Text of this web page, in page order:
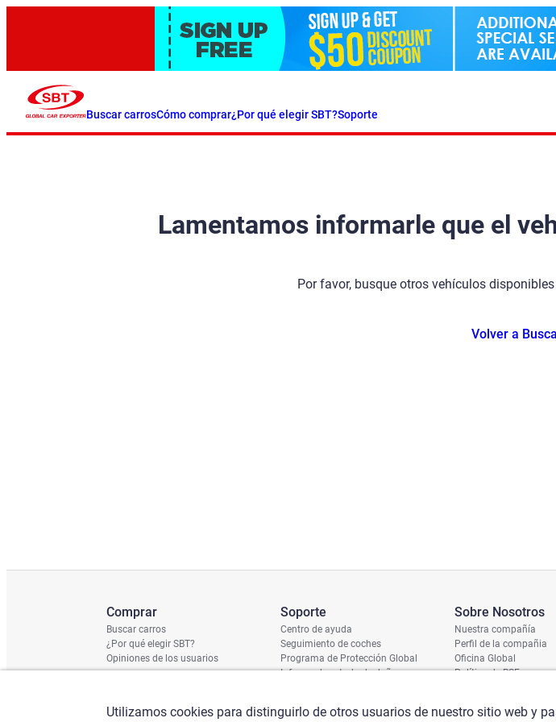
Buscar carrosCómo comprar¿Por qué elegir SBT?Soporte
Lamentamos informarle que el
Por favor, busque otros vehículos
Volver a
Comprar
Buscar carros
¿Por qué elegir SBT?
Opiniones de los usuarios
Soporte
Centro de ayuda
Seguimiento de coches
Programa de Protección Global
Informe de estado de daños
Sobre Nosotros
Nuestra compañía
Perfil de la compañia
Oficina Global
Política de RSE
Utilizamos cookies para distinguirlo de otros usuarios de nuestro sitio web y